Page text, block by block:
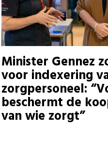
Minister Gennez
voor indexering
zorgpersoneel:
beschermt de
van wie zorgt”